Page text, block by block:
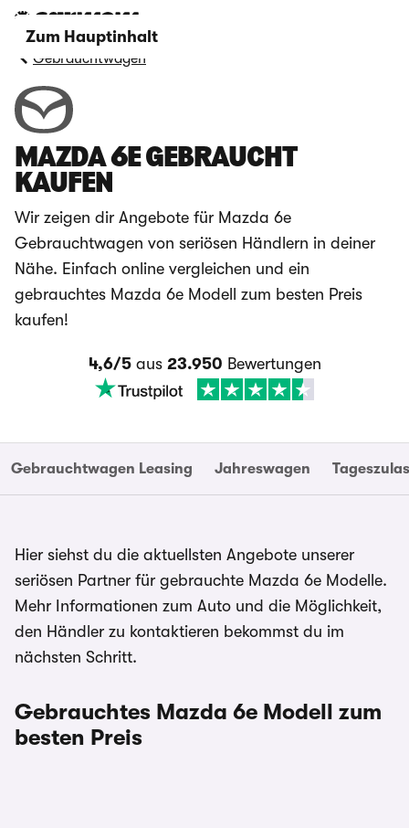
Zum Hauptinhalt
Gebrauchtwagen
MAZDA 6E GEBRAUCHT
KAUFEN
Wir zeigen dir Angebote für Mazda 6e
Gebrauchtwagen von seriösen Händlern in deiner
Nähe. Einfach online vergleichen und ein
gebrauchtes Mazda 6e Modell zum besten Preis
kaufen!
4,6/5aus 23.950 Bewertungen
Gebrauchtwagen Leasing Jahreswagen
Hier siehst du die aktuellsten Angebote unserer
seriösen Partner für gebrauchte Mazda 6e Modelle.
Mehr Informationen zum Auto und die Möglichkeit,
den Händler zu kontaktieren bekommst du im
nächsten Schritt.
Gebrauchtes Mazda 6e Modell zum
besten Preis